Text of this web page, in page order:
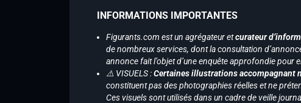
INFORMATIONS IMPORTANTES
Figurants.com est un agrégateur etcurateur
de nombreux services, dont la consultation
annonce fait l’objet d’une enquête approfondie
⚠️ VISUELS :Certaines illustrations accompagnant
constituent pas des photographies réelles et ne
Ces visuels sont utilisés dans un cadre de veille